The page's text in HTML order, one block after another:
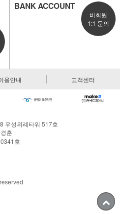
BANK ACCOUNT
비회원
1:1 문의
용안내 고객센터
우성위례타워 517호
훈
호